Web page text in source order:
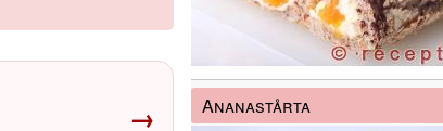
→ Ananastårta